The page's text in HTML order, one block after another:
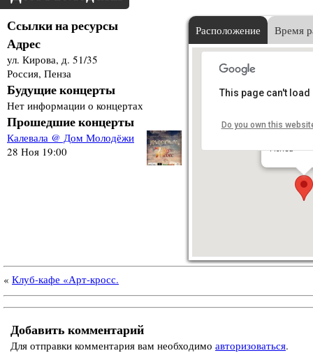
Ссылки на ресурсы
Адрес
ул. Кирова, д. 51/35
Россия, Пенза
Будущие концерты
Нет информации о концертах
Прошедшие концерты
Калевала @ Дом Молодёжи
28 Ноя 19:00
Расположение Время
Дом
Пенза
This page can't
Do you own this
« Клуб-кафе «Арт-кросс.
Добавить комментарий
Для отправки комментария вам необходимо авторизоваться.